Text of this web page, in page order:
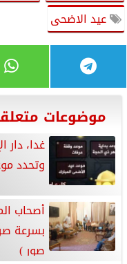
عيد الاضحى
موضوعات
غدا،
وتحدد
أصحاب
بسرعة
صور )